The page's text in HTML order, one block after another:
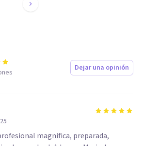
Dejar una opinión
magnifica, preparada,